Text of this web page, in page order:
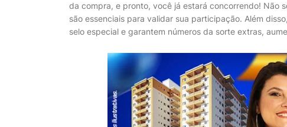
da compra, e pronto, você já estará concorrendo! Não
são essenciais para validar sua participação. Além
selo especial e garantem números da sorte extras,